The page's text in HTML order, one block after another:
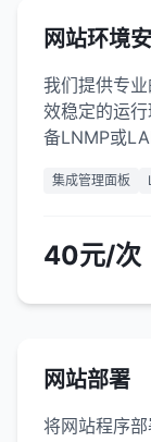
网站环境
我们提供专
效稳定的运
备LNMP或
集成管理面板
40元/次
网站部署
将网站程序